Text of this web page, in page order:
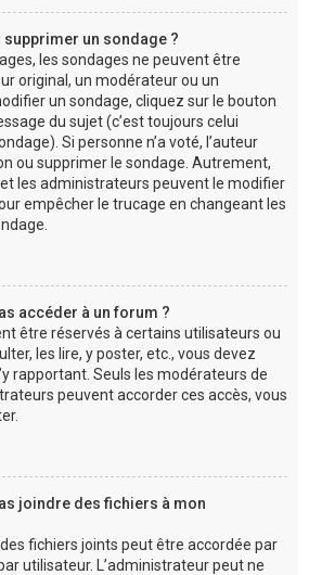
un sondage ?
les sondages ne peuvent être
original, un modérateur ou un
un sondage, cliquez sur le bouton
du sujet (c’est toujours celui
Si personne n’a voté, l’auteur
ou supprimer le sondage. Autrement,
les administrateurs peuvent le modifier
empêcher le trucage en changeant les
accéder à un forum ?
être réservés à certains utilisateurs ou
les lire, y poster, etc., vous devez
rapportant. Seuls les modérateurs de
peuvent accorder ces accès, vous
joindre des fichiers à mon
des fichiers joints peut être accordée par
utilisateur. L’administrateur peut ne